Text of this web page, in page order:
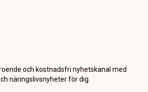
och kostnadsfri nyhetskanal med
näringslivsnyheter för dig.